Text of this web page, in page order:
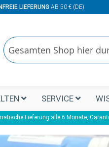
LIEFERUNGAB 50 € (DE)
Suchen
SERVICE
Lieferung alle 6 Monate,